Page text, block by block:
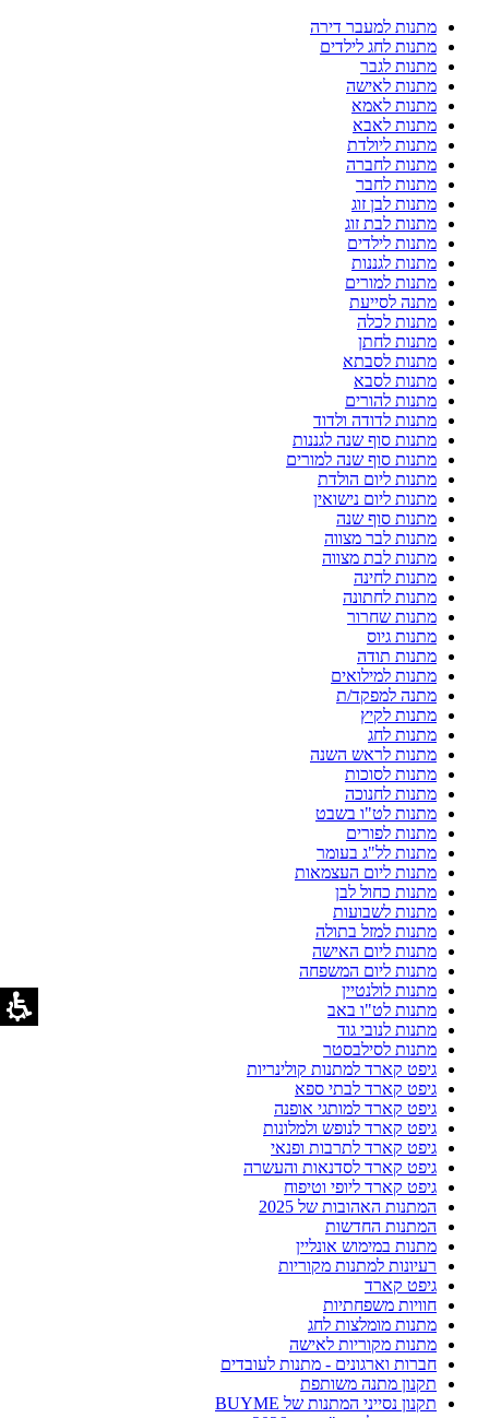
מתנות למעבר דירה
מתנות לחג לילדים
מתנות לגבר
מתנות לאישה
מתנות לאמא
מתנות לאבא
מתנות ליולדת
מתנות לחברה
מתנות לחבר
מתנות לבן זוג
מתנות לבת זוג
מתנות לילדים
מתנות לגננות
מתנות למורים
מתנה לסייעת
מתנות לכלה
מתנות לחתן
מתנות לסבתא
מתנות לסבא
מתנות להורים
מתנות לדודה ולדוד
מתנות סוף שנה לגננות
מתנות סוף שנה למורים
מתנות ליום הולדת
מתנות ליום נישואין
מתנות סוף שנה
מתנות לבר מצווה
מתנות לבת מצווה
מתנות לחינה
מתנות לחתונה
מתנות שחרור
מתנות גיוס
מתנות תודה
מתנות למילואים
מתנה למפקד/ת
מתנות לקיץ
מתנות לחג
מתנות לראש השנה
מתנות לסוכות
מתנות לחנוכה
מתנות לט"ו בשבט
מתנות לפורים
מתנות לל"ג בעומר
מתנות ליום העצמאות
מתנות כחול לבן
מתנות לשבועות
מתנות למזל בתולה
מתנות ליום האישה
מתנות ליום המשפחה
מתנות לולנטיין
מתנות לט"ו באב
מתנות לנובי גוד
מתנות לסילבסטר
גיפט קארד למתנות קולינריות
גיפט קארד לבתי ספא
גיפט קארד למותגי אופנה
גיפט קארד לנופש ולמלונות
גיפט קארד לתרבות ופנאי
גיפט קארד לסדנאות והעשרה
גיפט קארד ליופי וטיפוח
המתנות האהובות של 2025
המתנות החדשות
מתנות במימוש אונליין
רעיונות למתנות מקוריות
גיפט קארד
חוויות משפחתיות
מתנות מומלצות לחג
מתנות מקוריות לאישה
חברות וארגונים - מתנות לעובדים
תקנון מתנה משותפת
תקנון נסייני המתנות של BUYME